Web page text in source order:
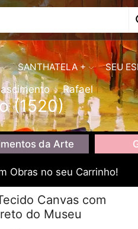
SANTHATELA + SEU
Rafael
(1520)
da Arte
Obras no seu Carrinho!
Canvas com
do Museu